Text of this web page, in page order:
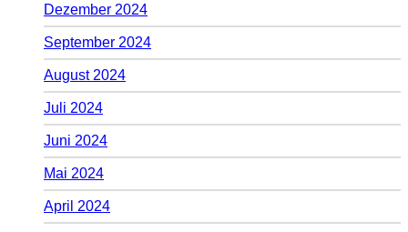
Dezember 2024
September 2024
August 2024
Juli 2024
Juni 2024
Mai 2024
April 2024